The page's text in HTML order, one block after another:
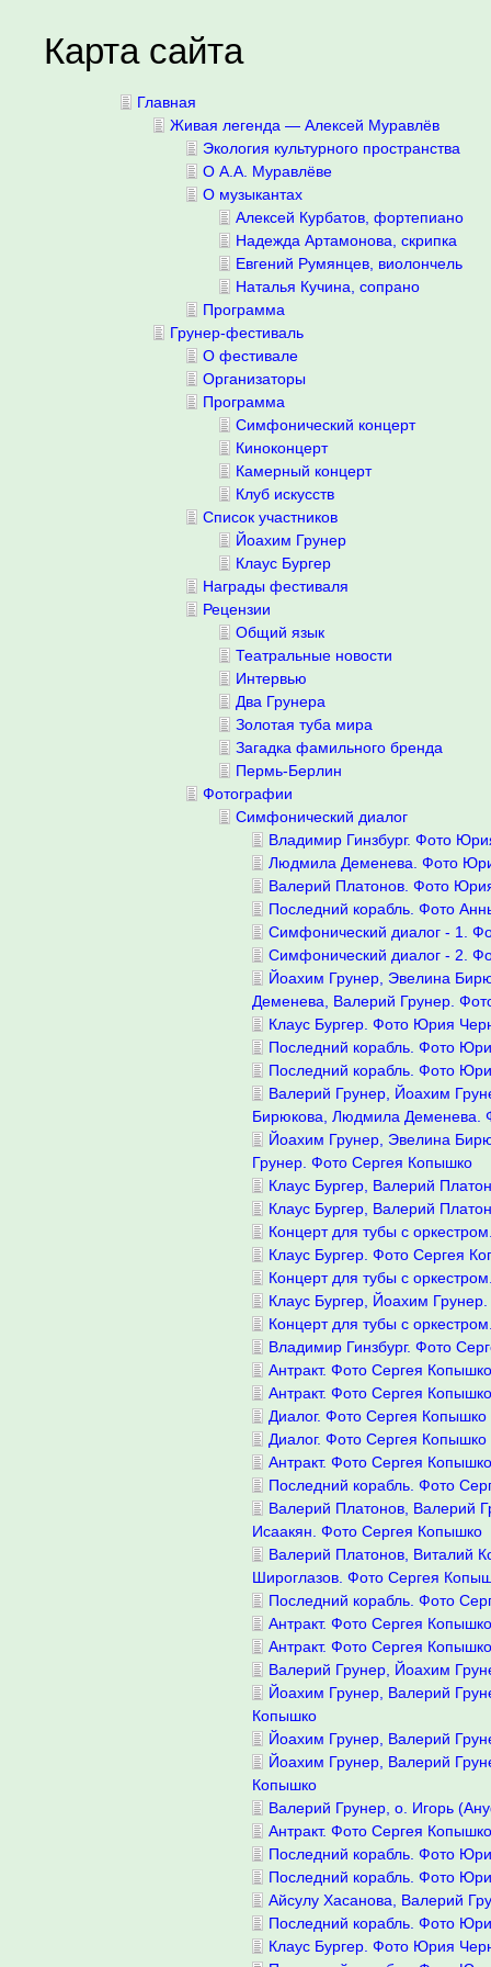
Карта сайта
Главная
Живая легенда — Алексей Муравлёв
Экология культурного пространства
О А.А. Муравлёве
О музыкантах
Алексей Курбатов, фортепиано
Надежда Артамонова, скрипка
Евгений Румянцев, виолончель
Наталья Кучина, сопрано
Программа
Грунер-фестиваль
О фестивале
Организаторы
Программа
Симфонический концерт
Киноконцерт
Камерный концерт
Клуб искусств
Список участников
Йоахим Грунер
Клаус Бургер
Награды фестиваля
Рецензии
Общий язык
Театральные новости
Интервью
Два Грунера
Золотая туба мира
Загадка фамильного бренда
Пермь-Берлин
Фотографии
Симфонический диалог
Владимир Гинзбург. Фото
Людмила Деменева. Фото
Валерий Платонов. Фото
Последний корабль. Фото
Симфонический диалог - 1.
Симфонический диалог - 2.
Йоахим Грунер, Эвелина
Деменева, Валерий Грунер.
Клаус Бургер. Фото Юрия
Последний корабль. Фото
Последний корабль. Фото
Валерий Грунер, Йоахим
Бирюкова, Людмила Деменева.
Йоахим Грунер, Эвелина
Грунер. Фото Сергея Копышко
Клаус Бургер, Валерий
Клаус Бургер, Валерий
Концерт для тубы с
Клаус Бургер. Фото Сергея
Концерт для тубы с
Клаус Бургер, Йоахим
Концерт для тубы с
Владимир Гинзбург. Фото
Антракт. Фото Сергея Копышко
Антракт. Фото Сергея Копышко
Диалог. Фото Сергея Копышко
Диалог. Фото Сергея Копышко
Антракт. Фото Сергея Копышко
Последний корабль. Фото
Валерий Платонов, Валерий
Исаакян. Фото Сергея Копышко
Валерий Платонов, Виталий
Широглазов. Фото Сергея
Последний корабль. Фото
Антракт. Фото Сергея Копышко
Антракт. Фото Сергея Копышко
Валерий Грунер, Йоахим
Йоахим Грунер, Валерий
Копышко
Йоахим Грунер, Валерий
Йоахим Грунер, Валерий
Копышко
Валерий Грунер, о. Игорь
Антракт. Фото Сергея Копышко
Последний корабль. Фото
Последний корабль. Фото
Айсулу Хасанова, Валерий
Последний корабль. Фото
Клаус Бургер. Фото Юрия